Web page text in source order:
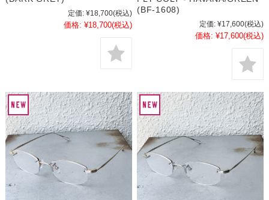
定価: ¥18,700(税込)
価格: ¥18,700(税込)
(BF-1608)
定価: ¥17,600(税込)
価格: ¥17,600(税込)